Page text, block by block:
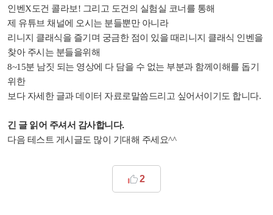
인벤X도건 콜라보! 그리고 도건의 실험실 코너를 통해
제 유튜브 채널에 오시는 분들뿐만 아니라
리니지 클래식을 즐기며 궁금한 점이 있을 때리니지 클래식 인벤을
찾아 주시는 분들을위해
8~15분 남짓 되는 영상에 다 담을 수 없는 부분과 함께이해를 돕기
위한
보다 자세한 글과 데이터 자료로말씀드리고 싶어서이기도 합니다.
긴 글 읽어 주셔서 감사합니다.
다음 테스트 게시글도 많이 기대해 주세요^^
2